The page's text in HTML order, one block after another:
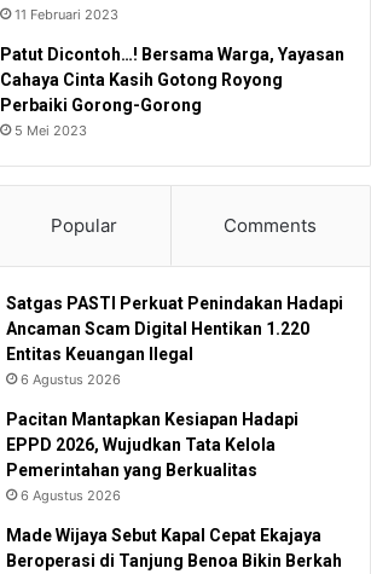
11 Februari 2023
Patut Dicontoh…! Bersama Warga, Yayasan
Cahaya Cinta Kasih Gotong Royong
Perbaiki Gorong-Gorong
5 Mei 2023
Popular Comments
Satgas PASTI Perkuat Penindakan Hadapi
Ancaman Scam Digital Hentikan 1.220
Entitas Keuangan Ilegal
6 Agustus 2026
Pacitan Mantapkan Kesiapan Hadapi
EPPD 2026, Wujudkan Tata Kelola
Pemerintahan yang Berkualitas
6 Agustus 2026
Made Wijaya Sebut Kapal Cepat Ekajaya
Beroperasi di Tanjung Benoa Bikin Berkah